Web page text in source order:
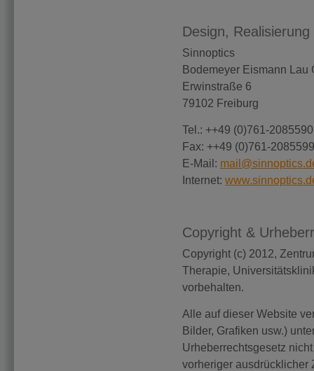
Design,
Sinnoptics
Bodemeyer Eismann Lau
Erwinstraße 6
79102 Freiburg
Tel.: ++49 (0)761-
Fax: ++49 (0)761-
E-Mail:
Internet:
Copyright &
Copyright (c) 2012,
Therapie,
vorbehalten.
Alle auf dieser Website
Bilder, Grafiken usw.)
Urheberrechtsgesetz
vorheriger ausdrücklicher